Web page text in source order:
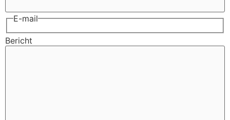
E-mail
Bericht